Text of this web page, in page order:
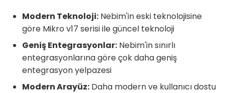
Modern Teknoloji: Nebim'in eski teknolojisine
göre Mikro v17 serisi ile güncel teknoloji
Geniş Entegrasyonlar: Nebim'in sınırlı
entegrasyonlarına göre çok daha geniş
entegrasyon yelpazesi
Modern Arayüz: Daha modern ve kullanıcı dostu